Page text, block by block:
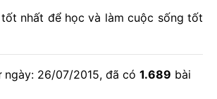
nhất để học và làm cuộc sống tốt
ngày: 26/07/2015, đã có 1.689 bài